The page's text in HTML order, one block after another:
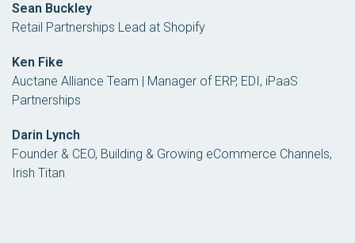
Sean Buckley
Retail Partnerships Lead at Shopify
Ken Fike
Auctane Alliance Team | Manager of ERP, EDI, iPaaS
Partnerships
Darin Lynch
Founder & CEO, Building & Growing eCommerce Channels,
Irish Titan